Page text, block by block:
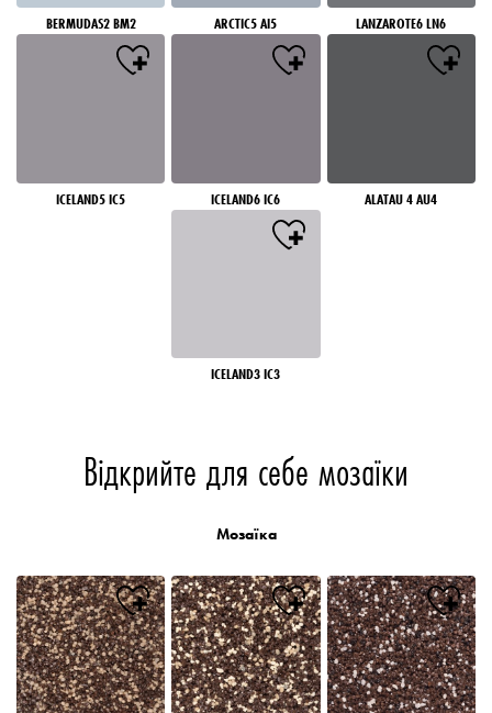
BERMUDAS2 BM2 ARCTIC5 AI5 LANZAROTE6 LN6
ICELAND5 IC5 ICELAND6 IC6 ALATAU 4 AU4
ICELAND3 IC3
Відкрийте для себе мозаїки
Мозаїка